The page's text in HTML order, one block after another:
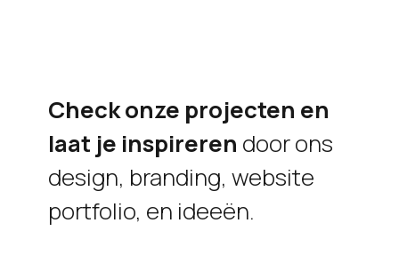
Check onze projecten en
laat je inspireren door ons
design, branding, website
portfolio, en ideeën.